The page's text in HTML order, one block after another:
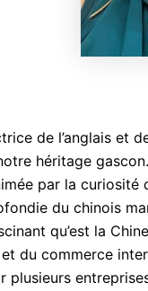
de l’anglais et
héritage
par la
du chinois
qu’est la
du commerce